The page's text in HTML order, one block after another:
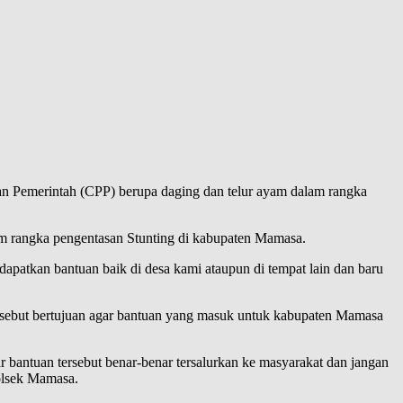
(CPP) berupa daging dan telur ayam dalam rangka
pengentasan Stunting di kabupaten Mamasa.
bantuan baik di desa kami ataupun di tempat lain dan baru
bertujuan agar bantuan yang masuk untuk kabupaten Mamasa
tersebut benar-benar tersalurkan ke masyarakat dan jangan
Mamasa.